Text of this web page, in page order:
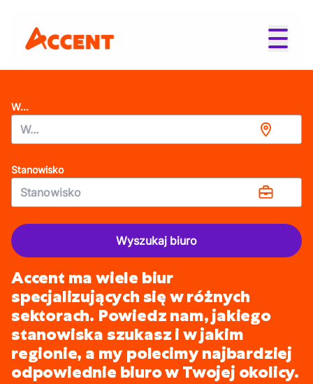
W...
Stanowisko
Wyszukaj biuro
Accent ma wiele biur
specjalizujących się w różnych
sektorach. Powiedz nam, jakiego
stanowiska szukasz i w jakim
regionie, a my polecimy najbardziej
odpowiednie biuro w Twojej okolicy.